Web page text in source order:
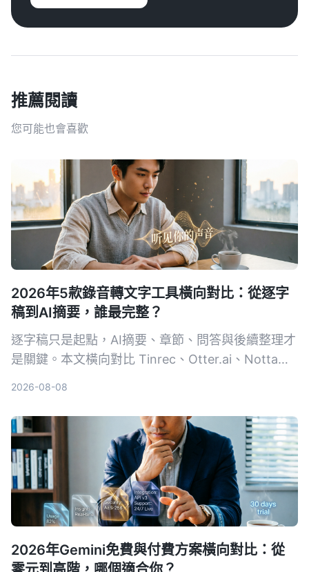
推薦閱讀
您可能也會喜歡
2026年5款錄音轉文字工具橫向對比：從逐字
稿到AI摘要，誰最完整？
逐字稿只是起點，AI摘要、章節、問答與後續整理才
是關鍵。本文橫向對比 Tinrec、Otter.ai、Notta、
2026-08-08
2026年Gemini免費與付費方案橫向對比：從